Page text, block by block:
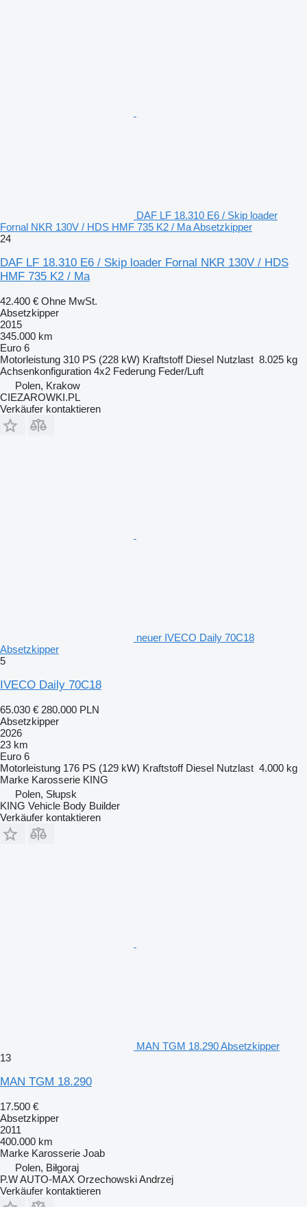
DAF LF 18.310 E6 / Skip loader
Fornal NKR 130V / HDS HMF 735 K2 / Ma Absetzkipper
24
DAF LF 18.310 E6 / Skip loader Fornal NKR 130V / HDS
HMF 735 K2 / Ma
42.400 € Ohne MwSt.
Absetzkipper
2015
345.000 km
Euro 6
Motorleistung 310 PS (228 kW) Kraftstoff Diesel Nutzlast 8.025 kg
Achsenkonfiguration 4x2 Federung Feder/Luft
Polen, Krakow
CIEZAROWKI.PL
Verkäufer kontaktieren
neuer IVECO Daily 70C18
Absetzkipper
5
IVECO Daily 70C18
65.030 € 280.000 PLN
Absetzkipper
2026
23 km
Euro 6
Motorleistung 176 PS (129 kW) Kraftstoff Diesel Nutzlast 4.000 kg
Marke Karosserie KING
Polen, Słupsk
KING Vehicle Body Builder
Verkäufer kontaktieren
MAN TGM 18.290 Absetzkipper
13
MAN TGM 18.290
17.500 €
Absetzkipper
2011
400.000 km
Marke Karosserie Joab
Polen, Biłgoraj
P.W AUTO-MAX Orzechowski Andrzej
Verkäufer kontaktieren